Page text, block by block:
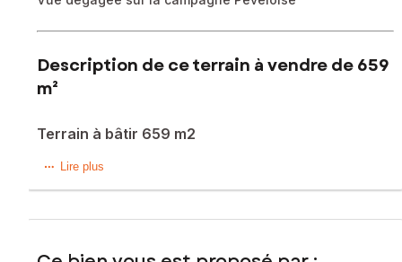
Description de ce terrain à vendre de 659
m²
Terrain à bâtir 659 m2
? TERRAIN D'EXCEPTION DE 659 m² À ENNEVELIN – VUE
À l'entrée de la très recherchée commune d'Ennevelin,
sein d'un lotissement confidentiel de seulement 5 parcelles,
Lire plus